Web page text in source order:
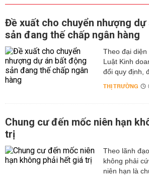
Đề xuất cho chuyển nhượng dự
sản đang thế chấp ngân hàng
Theo đại
Luật Kinh
đổi quy định,
THỊ TRƯỜNG
Chung cư đến mốc niên hạn
trị
Theo lãnh
không phải
niên hạn là